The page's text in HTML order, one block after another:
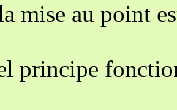
mise au point
principe